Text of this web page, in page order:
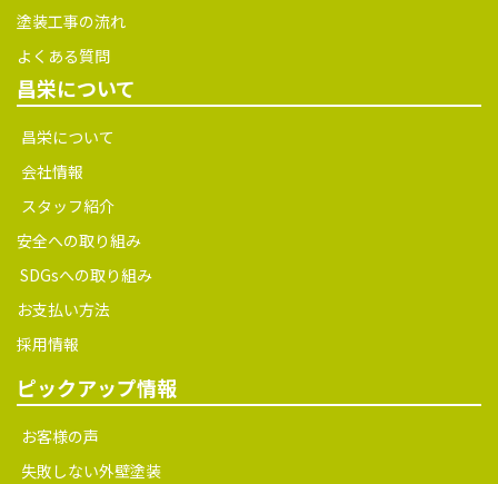
塗装工事の流れ
よくある質問
昌栄について
昌栄について
会社情報
スタッフ紹介
安全への取り組み
SDGsへの取り組み
お支払い方法
採用情報
ピックアップ情報
お客様の声
失敗しない外壁塗装